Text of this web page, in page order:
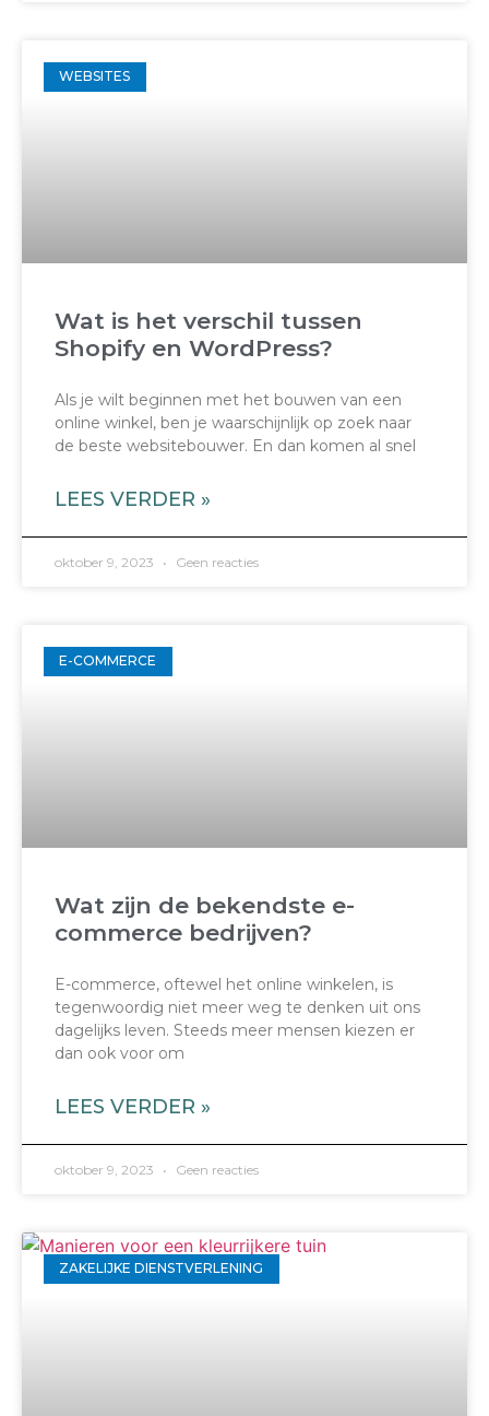
WEBSITES
Wat is het verschil tussen
Shopify en WordPress?
Als je wilt beginnen met het bouwen van een
online winkel, ben je waarschijnlijk op zoek naar
de beste websitebouwer. En dan komen al snel
LEES VERDER »
oktober 9, 2023 Geen reacties
E-COMMERCE
Wat zijn de bekendste e-
commerce bedrijven?
E-commerce, oftewel het online winkelen, is
tegenwoordig niet meer weg te denken uit ons
dagelijks leven. Steeds meer mensen kiezen er
dan ook voor om
LEES VERDER »
oktober 9, 2023 Geen reacties
ZAKELIJKE DIENSTVERLENING